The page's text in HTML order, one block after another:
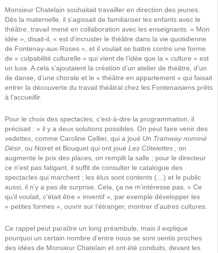
Monsieur Chatelain souhaitait travailler en direction des jeunes.
Dès la maternelle, il s’agissait de familiariser les enfants avec le
théâtre, travail mené en collaboration avec les enseignants. « Mon
idée », disait-il, « est d’incruster le théâtre dans la vie quotidienne
de Fontenay-aux-Roses », et il voulait se battre contre une forme
de « culpabilité culturelle » qui vient de l’idée que la « culture » est
un luxe. A cela s’ajoutaient la création d’un atelier de théâtre, d’un
de danse, d’une chorale et le « théâtre en appartement » qui faisait
entrer la découverte du travail théâtral chez les Fontenaisiens prêts
à l’accueillir.
Pour le choix des spectacles, c’est-à-dire la programmation, il
précisait : « il y a deux solutions possibles. On peut faire venir des
vedettes, comme Caroline Cellier, qui a joué Un Tramway nommé
Désir , ou Noiret et Bouquet qui ont joué Les Côtelettes ; on
augmente le prix des places, on remplit la salle ; pour le directeur
ce n’est pas fatigant, il suffit de consulter le catalogue des
spectacles qui marchent ; les élus sont contents (…) et le public
aussi, il n’y a pas de surprise. Cela, ça ne m’intéresse pas. » Ce
qu’il voulait, c’était être « inventif », par exemple développer les
« petites formes », ouvrir sur l’étranger, montrer d’autres cultures.
Ce rappel peut paraître un long préambule, mais il explique
pourquoi un certain nombre d’entre nous se sont sentis proches
des idées de Monsieur Chatelain et ont été conduits, devant les